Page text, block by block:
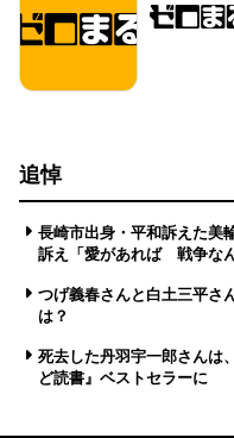
追悼
長崎市出身・平和訴えた
訴え「愛があれば 戦争な
つげ義春さんと白土三平
は？
死去した丹羽宇一郎さん
ど読書』ベストセラーに